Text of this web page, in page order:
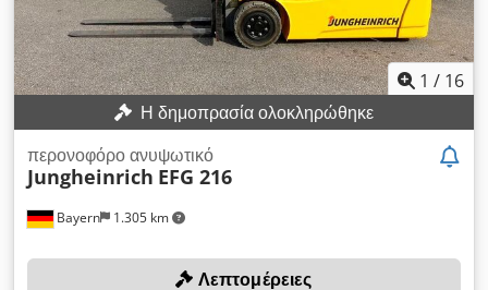
1 / 16
Η δημοπρασία ολοκληρώθηκε
Bayern 1.305 km
περονοφόρο ανυψωτικό
Jungheinrich EFG 216
Λεπτομέρειες